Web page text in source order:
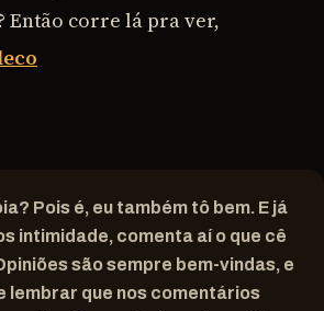
Então corre lá pra ver,
Pois é, eu também tô bem. E já
intimidade, comenta aí o que cê
são sempre bem-vindas, e
lembrar que nos comentários